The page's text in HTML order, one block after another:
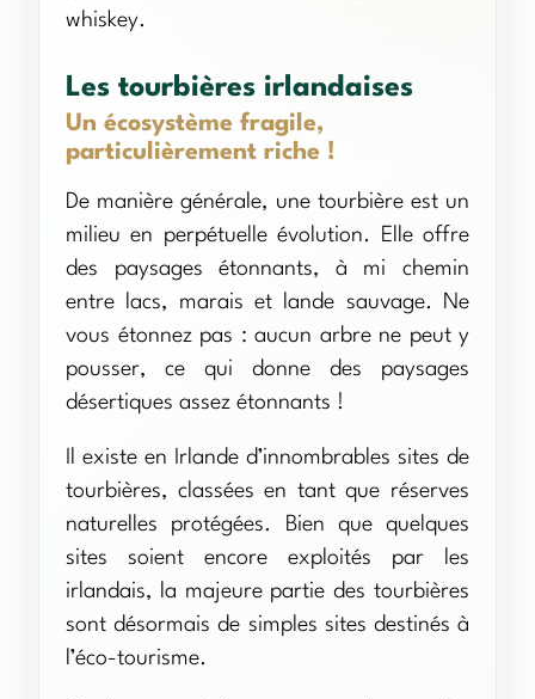
whiskey.
Les tourbières irlandaises
Un écosystème fragile,
particulièrement riche !
De manière générale, une tourbière est un
milieu en perpétuelle évolution. Elle offre
des paysages étonnants, à mi chemin
entre lacs, marais et lande sauvage. Ne
vous étonnez pas : aucun arbre ne peut y
pousser, ce qui donne des paysages
désertiques assez étonnants !
Il existe en Irlande d’innombrables sites de
tourbières, classées en tant que réserves
naturelles protégées. Bien que quelques
sites soient encore exploités par les
irlandais, la majeure partie des tourbières
sont désormais de simples sites destinés à
l’éco-tourisme.